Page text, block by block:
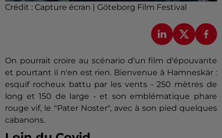
Crédit : Capture écran | Göteborg Film Festival
On pourrait croire au scénario d'un film d'épouvante
et pourtant il n'en est rien. Bienvenue à Hamneskär :
esquif rocheux battu par les vents - 250 mètres de
long et 150 de large - et son emblématique phare
rouge vif, le "Pater Noster", avec à son pied quelques
cabanons.